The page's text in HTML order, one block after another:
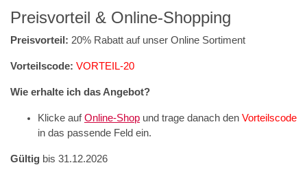
Preisvorteil & Online-Shopping
Preisvorteil: 20% Rabatt auf unser Online Sortiment
Vorteilscode: VORTEIL-20
Wie erhalte ich das Angebot?
Klicke aufOnline-Shop und trage danach den Vorteilscode
in das passende Feld ein.
Gültig bis 31.12.2026